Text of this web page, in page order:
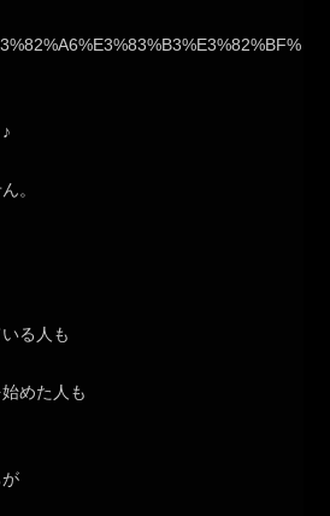
。
る人も
めた人も